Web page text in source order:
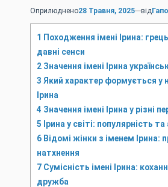
Оприлюднено28 Травня, 2025 від
1 Походження імені Ірина:
давні сенси
2 Значення імені Ірина
3 Який характер формується у
Ірина
4 Значення імені Ірина у різні
5 Ірина у світі: популярність
6 Відомі жінки з іменем Ірина:
натхнення
7 Сумісність імені Ірина:
дружба